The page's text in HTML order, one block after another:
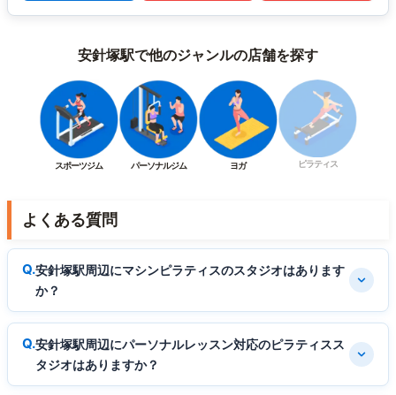
安針塚駅で他のジャンルの店舗を探す
スポーツジム パーソナルジム ヨガ ピラティス
よくある質問
安針塚駅周辺にマシンピラティスのスタジオはあります
か？
安針塚駅周辺にパーソナルレッスン対応のピラティスス
タジオはありますか？